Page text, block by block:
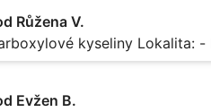
Růžena V.
Evžen B.